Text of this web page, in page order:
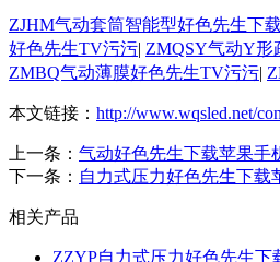
ZJHM气动套筒智能型好色先生下
好色先生TV污污| ZMQSY气动Y形
ZMBQ气动薄膜好色先生TV污污|
本文链接： http://www.wqsled.net/
上一条： 气动好色先生下载苹果手
下一条： 自力式压力好色先生下载
相关产品
ZZYP自力式压力好色先生下